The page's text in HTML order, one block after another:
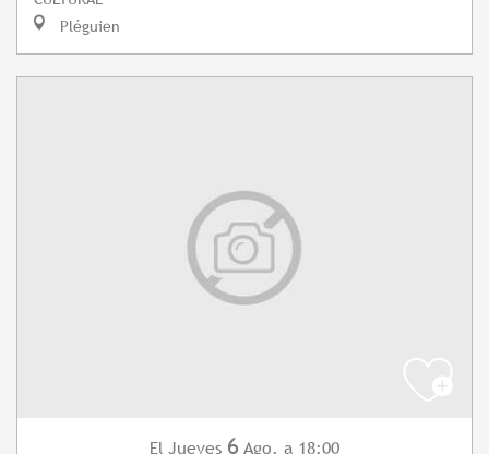
Pléguien
El Jueves 6 Ago. a 18:00